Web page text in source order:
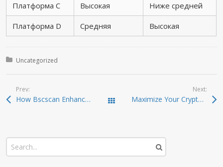
Платформа C Высокая Ниже средней
Платформа D Средняя Высокая
Posted in:
Uncategorized
Prev:
How Bscscan Enhances Your Crypto Trading Experience Todas las entradas
Next:
Maximize Your Crypto Profits with Raydium Swap